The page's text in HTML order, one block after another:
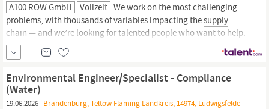
A100 ROW GmbH Vollzeit We work on the most challenging
problems, with thousands of variables impacting thesupply
chain — and we’re looking for talented people who want to help.
You’ll join a diverse team of software, hardware, and network
engineers,supply
specialists, environmental experts,
and other vital roles.
Environmental Engineer/Specialist - Compliance
(Water)
19.06.2026 Brandenburg, Teltow Fläming Landkreis, 14974, Ludwigsfelde